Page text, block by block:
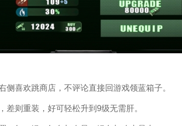
侧喜欢跳商店，不评论直接回游戏领蓝箱子。
差则重装，好可轻松升到9级无需肝。